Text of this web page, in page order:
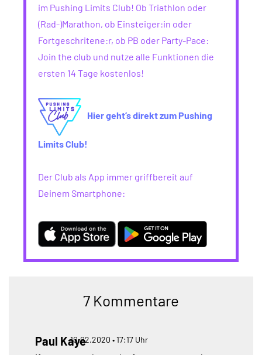
im Pushing Limits Club! Ob Triathlon oder
(Rad-)Marathon, ob Einsteiger:in oder
Fortgeschritene:r, ob PB oder Party-Pace:
Join the club und nutze alle Funktionen die
ersten 14 Tage kostenlos!
Hier geht’s direkt zum Pushing
Limits Club!
Der Club als App immer griffbereit auf
Deinem Smartphone:
7 Kommentare
Paul Kaye10.02.2020 • 17:17 Uhr